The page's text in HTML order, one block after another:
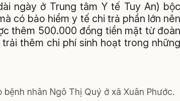
ngày ở Trung tâm Y tế Tuy An) bộc
có bảo hiểm y tế chi trả phần lớn nên
thêm 500.000 đồng tiền mặt từ đoàn
thêm chi phí sinh hoạt trong những
nhân Ngô Thị Quý ở xã Xuân Phước.